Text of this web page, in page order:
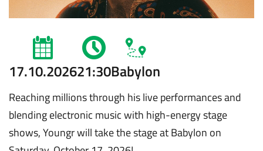
17.10.202621:30Babylon
Reaching millions through his live performances and
blending electronic music with high-energy stage
shows, Youngr will take the stage at Babylon on